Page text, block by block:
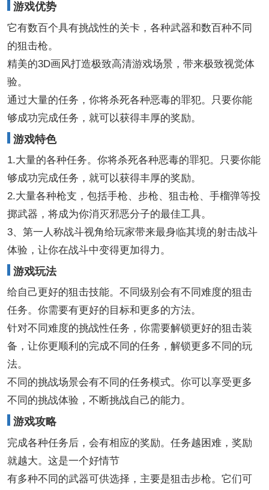
游戏优势
它有数百个具有挑战性的关卡，各种武器和数百种不同
的狙击枪。
精美的3D画风打造极致高清游戏场景，带来极致视觉体
验。
通过大量的任务，你将杀死各种恶毒的罪犯。只要你能
够成功完成任务，就可以获得丰厚的奖励。
游戏特色
1.大量的各种任务。你将杀死各种恶毒的罪犯。只要你能
够成功完成任务，就可以获得丰厚的奖励。
2.大量各种枪支，包括手枪、步枪、狙击枪、手榴弹等投
掷武器，将成为你消灭邪恶分子的最佳工具。
3、第一人称战斗视角给玩家带来最身临其境的射击战斗
体验，让你在战斗中变得更加得力。
游戏玩法
给自己更好的狙击技能。不同级别会有不同难度的狙击
任务。你需要有更好的目标和更多的方法。
针对不同难度的挑战性任务，你需要解锁更好的狙击装
备，让你更顺利的完成不同的任务，解锁更多不同的玩
法。
不同的挑战场景会有不同的任务模式。你可以享受更多
不同的挑战体验，不断挑战自己的能力。
游戏攻略
完成各种任务后，会有相应的奖励。任务越困难，奖励
就越大。这是一个好情节
有多种不同的武器可供选择，主要是狙击步枪。它们可